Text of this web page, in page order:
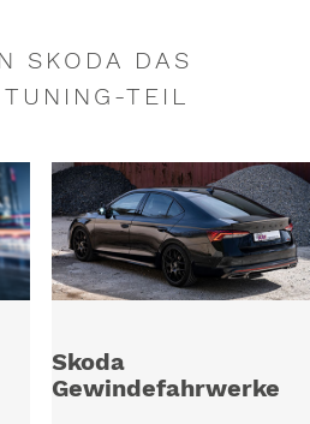
SKODA DAS
TUNING-TEIL
Skoda
Gewindefahrwerke